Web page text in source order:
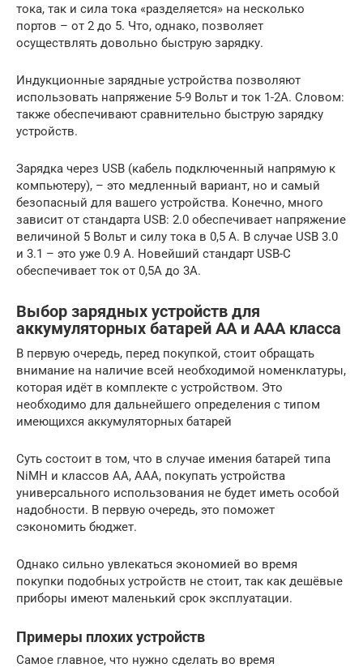
тока, так и сила тока «разделяется» на несколько
портов – от 2 до 5. Что, однако, позволяет
осуществлять довольно быструю зарядку.
Индукционные зарядные устройства позволяют
использовать напряжение 5-9 Вольт и ток 1-2А. Словом:
также обеспечивают сравнительно быструю зарядку
устройств.
Зарядка через USB (кабель подключенный напрямую к
компьютеру), – это медленный вариант, но и самый
безопасный для вашего устройства. Конечно, много
зависит от стандарта USB: 2.0 обеспечивает напряжение
величиной 5 Вольт и силу тока в 0,5 А. В случае USB 3.0
и 3.1 – это уже 0.9 А. Новейший стандарт USB-C
обеспечивает ток от 0,5А до 3А.
Выбор зарядных устройств для
аккумуляторных батарей АА и ААА класса
В первую очередь, перед покупкой, стоит обращать
внимание на наличие всей необходимой номенклатуры,
которая идёт в комплекте с устройством. Это
необходимо для дальнейшего определения с типом
имеющихся аккумуляторных батарей
Суть состоит в том, что в случае имения батарей типа
NiMH и классов АА, ААА, покупать устройства
универсального использования не будет иметь особой
надобности. В первую очередь, это поможет
сэкономить бюджет.
Однако сильно увлекаться экономией во время
покупки подобных устройств не стоит, так как дешёвые
приборы имеют маленький срок эксплуатации.
Примеры плохих устройств
Самое главное, что нужно сделать во время